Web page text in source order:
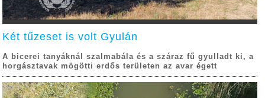
Két tűzeset is volt Gyulán
A bicerei tanyáknál szalmabála és a száraz fű gyulladt ki, a
horgásztavak mögötti erdős területen az avar égett